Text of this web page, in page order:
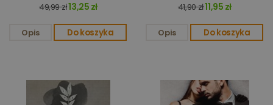
49,99 zł13,25 zł
Opis Do koszyka
41,90 zł11,95 zł
Opis Do koszyka